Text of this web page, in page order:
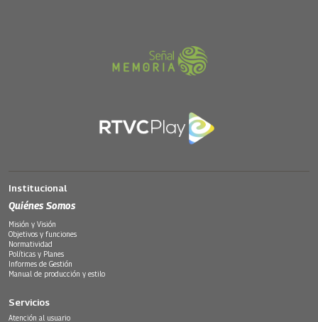
Institucional
Quiénes Somos
Misión y Visión
Objetivos y funciones
Normatividad
Políticas y Planes
Informes de Gestión
Manual de producción y estilo
Servicios
Atención al usuario